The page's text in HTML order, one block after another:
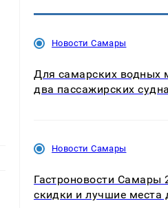
Новости Самары
Для самарских водных
два пассажирских судна
Новости Самары
Гастроновости Самары
скидки и лучшие места